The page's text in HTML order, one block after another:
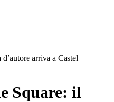
arriva a Castel
Square: il